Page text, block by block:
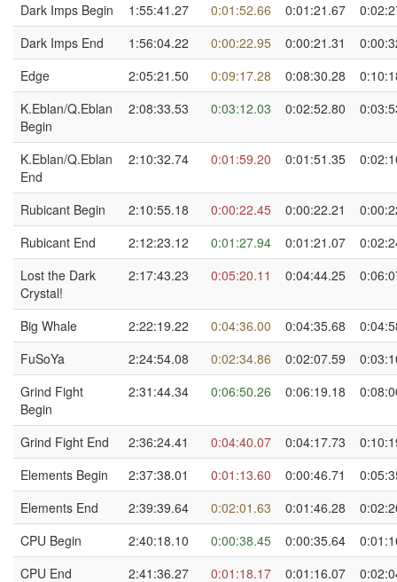
Dark Imps Begin
1:55:41.27 0:01:52.66 0:01:21.67
Dark Imps End
1:56:04.22 0:00:22.95 0:00:21.31
Edge
2:05:21.50 0:09:17.28 0:08:30.28
K.Eblan/Q.Eblan
Begin
2:08:33.53 0:03:12.03 0:02:52.80
K.Eblan/Q.Eblan
End
2:10:32.74 0:01:59.20 0:01:51.35
Rubicant Begin 2:10:55.18 0:00:22.45 0:00:22.21
Rubicant End
2:12:23.12 0:01:27.94 0:01:21.07
Lost the Dark
Crystal!
2:17:43.23 0:05:20.11 0:04:44.25
Big Whale 2:22:19.22 0:04:36.00 0:04:35.68
FuSoYa
2:24:54.08 0:02:34.86 0:02:07.59
Grind Fight
Begin
2:31:44.34 0:06:50.26 0:06:19.18
Grind Fight End 2:36:24.41 0:04:40.07 0:04:17.73
Elements Begin
2:37:38.01 0:01:13.60 0:00:46.71
Elements End
2:39:39.64 0:02:01.63 0:01:46.28
CPU Begin
2:40:18.10 0:00:38.45 0:00:35.64
CPU End
2:41:36.27 0:01:18.17 0:01:16.07